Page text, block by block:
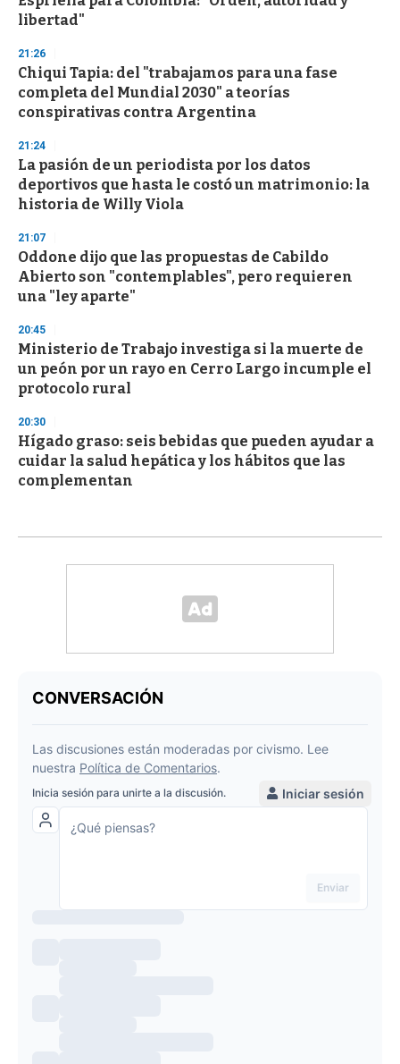
libertad"
21:26
Chiqui Tapia: del "trabajamos para una fase
completa del Mundial 2030" a teorías
conspirativas contra Argentina
21:24
La pasión de un periodista por los datos
deportivos que hasta le costó un matrimonio: la
historia de Willy Viola
21:07
Oddone dijo que las propuestas de Cabildo
Abierto son "contemplables", pero requieren
una "ley aparte"
20:45
Ministerio de Trabajo investiga si la muerte de
un peón por un rayo en Cerro Largo incumple el
protocolo rural
20:30
Hígado graso: seis bebidas que pueden ayudar a
cuidar la salud hepática y los hábitos que las
complementan